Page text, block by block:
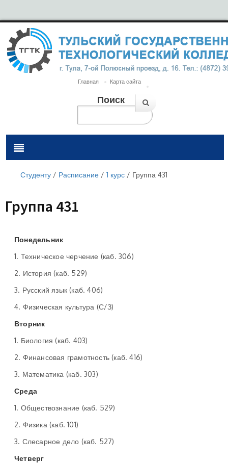
Главная Карта сайта
Поиск
Студенту / Расписание / 1 курс / Группа 431
Группа 431
Понедельник
1. Техническое черчение (каб. 306)
2. История (каб. 529)
3. Русский язык (каб. 406)
4. Физическая культура (С/З)
Вторник
1. Биология (каб. 403)
2. Финансовая грамотность (каб. 416)
3. Математика (каб. 303)
Среда
1. Обществознание (каб. 529)
2. Физика (каб. 101)
3. Слесарное дело (каб. 527)
Четверг